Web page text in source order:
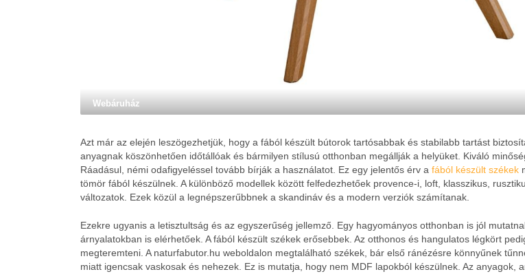
Webáruház
Azt már az elején leszögezhetjük, hogy a fából készült bútorok tartósabbak és stabilabb tartást
anyagnak köszönhetően időtállóak és bármilyen stílusú otthonban megállják a helyüket. Kiváló
Ráadásul, némi odafigyeléssel tovább bírják a használatot. Ez egy jelentős érv a fából készült székek
tömör fából készülnek. A különböző modellek között felfedezhetőek provence-i, loft, klasszikus,
változatok. Ezek közül a legnépszerűbbnek a skandináv és a modern verziók számítanak.
Ezekre ugyanis a letisztultság és az egyszerűség jellemző. Egy hagyományos otthonban is jól
árnyalatokban is elérhetőek. A fából készült székek erősebbek. Az otthonos és hangulatos légkört
megteremteni. A naturfabutor.hu weboldalon megtalálható székek, bár első ránézésre könnyűnek
miatt igencsak vaskosak és nehezek. Ez is mutatja, hogy nem MDF lapokból készülnek. Az anyagok,